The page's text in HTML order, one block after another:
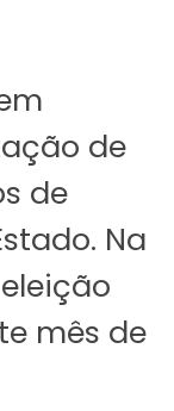
de
de
Na
mês de